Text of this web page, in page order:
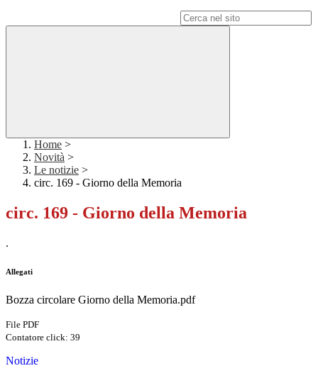
Home >
Novità >
Le notizie >
circ. 169 - Giorno della Memoria
circ. 169 - Giorno della Memoria
.
Allegati
Bozza circolare Giorno della Memoria.pdf
File PDF
Contatore click: 39
Notizie